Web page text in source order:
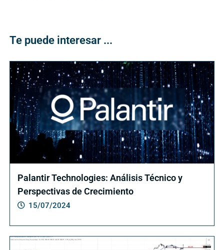
Te puede interesar ...
Palantir Technologies: Análisis Técnico y
Perspectivas de Crecimiento
15/07/2024